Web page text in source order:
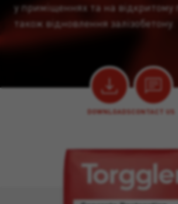
у приміщеннях та на відкритому
також відновлення залізобетону.
DOWNLOADSCONTACT US